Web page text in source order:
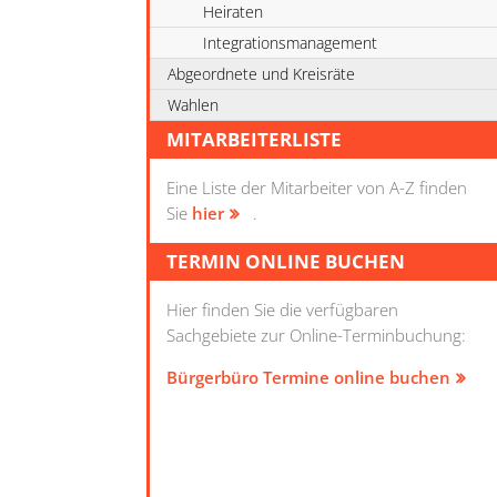
Heiraten
Integrationsmanagement
Abgeordnete und Kreisräte
Wahlen
MITARBEITERLISTE
Eine Liste der Mitarbeiter von A-Z finden
Sie hier .
TERMIN ONLINE BUCHEN
Hier finden Sie die verfügbaren
Sachgebiete zur Online-Terminbuchung:
Bürgerbüro Termine online buchen